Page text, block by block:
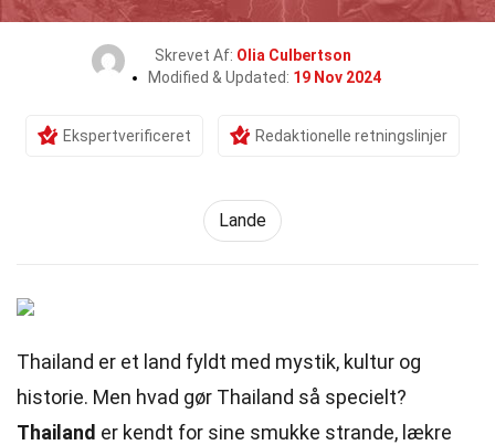
Skrevet Af: Olia Culbertson
Modified & Updated: 19 Nov 2024
Ekspertverificeret Redaktionelle retningslinjer
Lande
Thailand er et land fyldt med mystik, kultur og
historie. Men hvad gør Thailand så specielt?
Thailand er kendt for sine smukke strande, lækre